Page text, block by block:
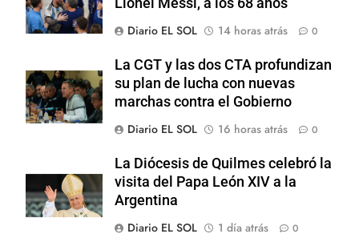
Diario EL SOL
14 horas atrás 0
La CGT y las dos CTA profundizan
su plan de lucha con nuevas
marchas contra el Gobierno
Diario EL SOL
16 horas atrás 0
La Diócesis de Quilmes celebró la
visita del Papa León XIV a la
Argentina
Diario EL SOL
1 día atrás 0